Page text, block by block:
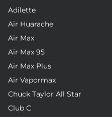
Adilette
Air Huarache
Air Max
Air Max 95
Air Max Plus
Air Vapormax
Chuck Taylor All Star
Club C